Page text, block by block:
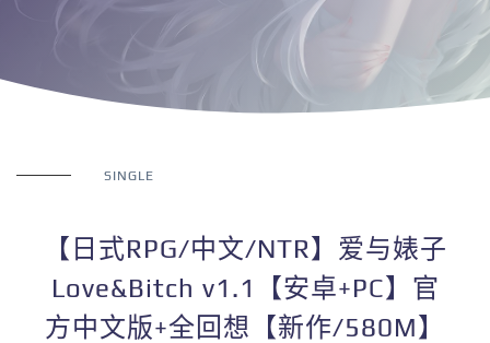
SINGLE
【日式RPG/中文/NTR】爱与婊子
Love&Bitch v1.1【安卓+PC】官
方中文版+全回想【新作/580M】